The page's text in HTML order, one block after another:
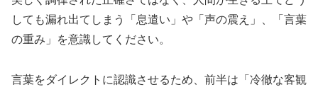
しても漏れ出てしまう「息遣い」や「声の震え」、「言葉
の重み」を意識してください。
言葉をダイレクトに認識させるため、前半は「冷徹な客観